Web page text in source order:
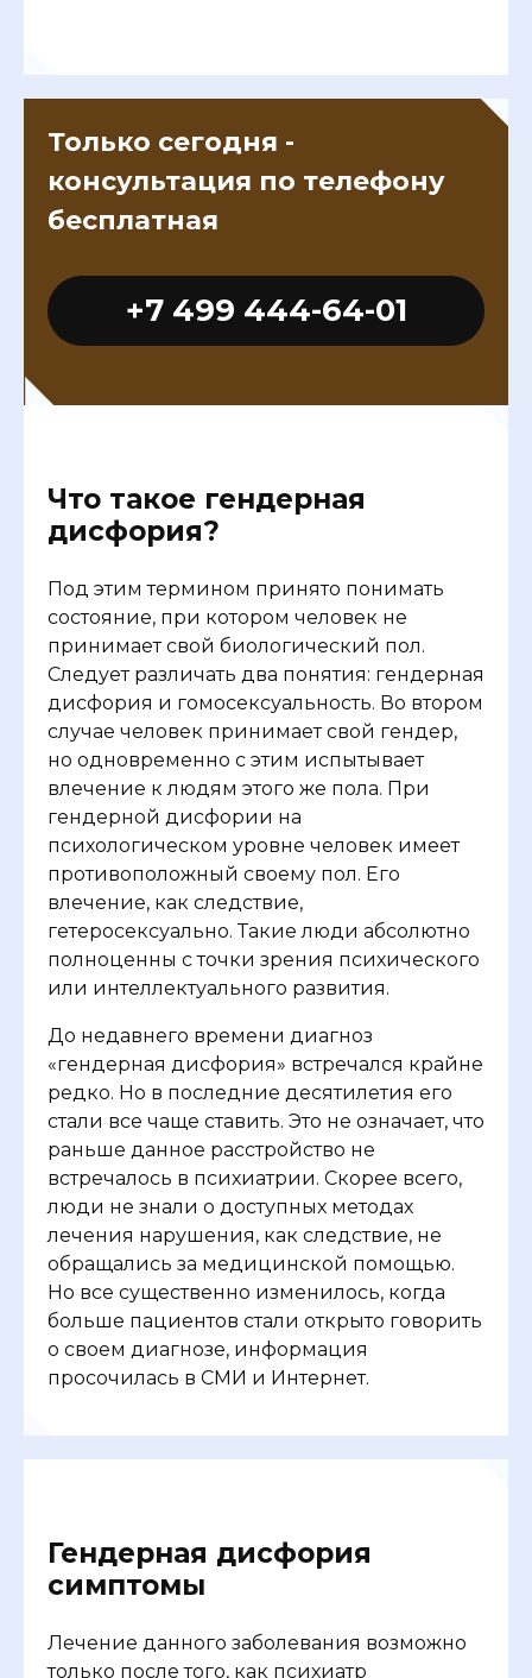
Что такое гендерная
дисфория?
Под этим термином принято понимать
состояние, при котором человек не
принимает свой биологический пол.
Следует различать два понятия: гендерная
дисфория и гомосексуальность. Во втором
случае человек принимает свой гендер,
но одновременно с этим испытывает
влечение к людям этого же пола. При
гендерной дисфории на
психологическом уровне человек имеет
противоположный своему пол. Его
влечение, как следствие,
гетеросексуально. Такие люди абсолютно
полноценны с точки зрения психического
или интеллектуального развития.
До недавнего времени диагноз
«гендерная дисфория» встречался крайне
редко. Но в последние десятилетия его
стали все чаще ставить. Это не означает, что
раньше данное расстройство не
встречалось в психиатрии. Скорее всего,
люди не знали о доступных методах
лечения нарушения, как следствие, не
обращались за медицинской помощью.
Но все существенно изменилось, когда
больше пациентов стали открыто говорить
о своем диагнозе, информация
просочилась в СМИ и Интернет.
Гендерная дисфория
симптомы
Лечение данного заболевания возможно
только после того, как психиатр
Только сегодня -
консультация по телефону
бесплатная
+7 499 444-64-01